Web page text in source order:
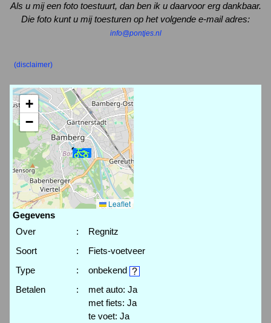
Als u mij een foto toestuurt, dan ben ik u daarvoor erg dankbaar.
Die foto kunt u mij toesturen op het volgende e-mail adres:
info@pontjes.nl
(disclaimer)
+
−
Leaflet
Gegevens
Over
:
Regnitz
Soort
:
Fiets-voetveer
Type
:
onbekend
Betalen
:
met auto: Ja
met fiets: Ja
te voet: Ja